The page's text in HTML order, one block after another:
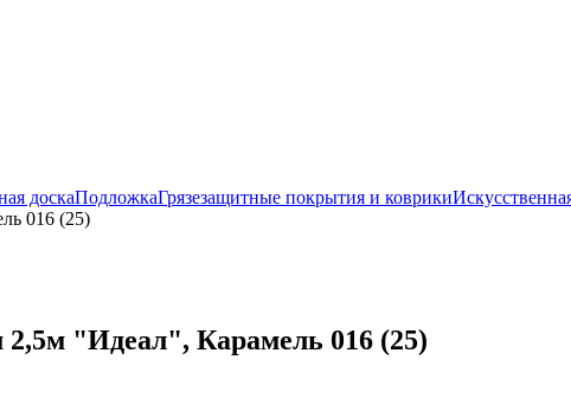
доскаПодложкаГрязезащитные покрытия и коврики
016 (25)
"Идеал", Карамель 016 (25)